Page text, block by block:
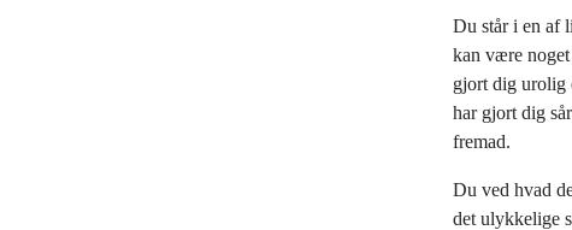
Du står i en af
kan være noget
gjort dig urolig
har gjort dig
fremad.
Du ved hvad
det ulykkelige